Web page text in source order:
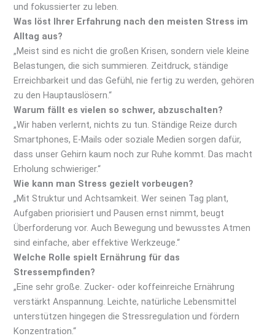
und fokussierter zu leben.
Was löst Ihrer Erfahrung nach den meisten Stress im
Alltag aus?
„Meist sind es nicht die großen Krisen, sondern viele kleine
Belastungen, die sich summieren. Zeitdruck, ständige
Erreichbarkeit und das Gefühl, nie fertig zu werden, gehören
zu den Hauptauslösern.“
Warum fällt es vielen so schwer, abzuschalten?
„Wir haben verlernt, nichts zu tun. Ständige Reize durch
Smartphones, E-Mails oder soziale Medien sorgen dafür,
dass unser Gehirn kaum noch zur Ruhe kommt. Das macht
Erholung schwieriger.“
Wie kann man Stress gezielt vorbeugen?
„Mit Struktur und Achtsamkeit. Wer seinen Tag plant,
Aufgaben priorisiert und Pausen ernst nimmt, beugt
Überforderung vor. Auch Bewegung und bewusstes Atmen
sind einfache, aber effektive Werkzeuge.“
Welche Rolle spielt Ernährung für das
Stressempfinden?
„Eine sehr große. Zucker- oder koffeinreiche Ernährung
verstärkt Anspannung. Leichte, natürliche Lebensmittel
unterstützen hingegen die Stressregulation und fördern
Konzentration.“